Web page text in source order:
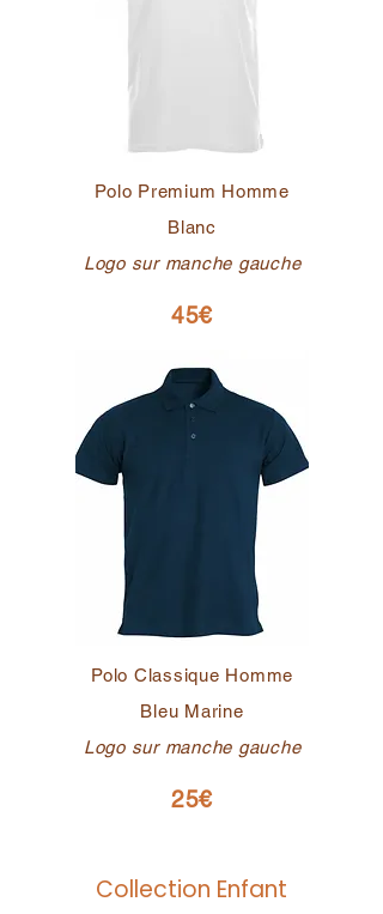
Polo Premium Homme
Blanc
Logo sur manche gauche
45€
Polo Classique Homme
Bleu Marine
Logo sur manche gauche
25€
Collection Enfant